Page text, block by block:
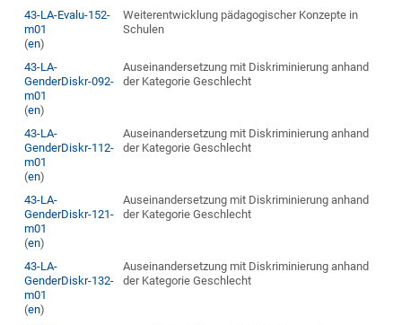
43-LA-Evalu-152-
m01
(en)
Weiterentwicklung pädagogischer Konzepte in
Schulen
43-LA-
GenderDiskr-092-
m01
(en)
Auseinandersetzung mit Diskriminierung anhand
der Kategorie Geschlecht
43-LA-
GenderDiskr-112-
m01
(en)
Auseinandersetzung mit Diskriminierung anhand
der Kategorie Geschlecht
43-LA-
GenderDiskr-121-
m01
(en)
Auseinandersetzung mit Diskriminierung anhand
der Kategorie Geschlecht
43-LA-
GenderDiskr-132-
m01
(en)
Auseinandersetzung mit Diskriminierung anhand
der Kategorie Geschlecht